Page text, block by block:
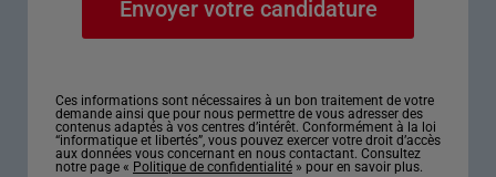
Ces informations sont nécessaires à un bon traitement de votre
demande ainsi que pour nous permettre de vous adresser des
contenus adaptés à vos centres d’intérêt. Conformément à la loi
“informatique et libertés”, vous pouvez exercer votre droit d’accès
aux données vous concernant en nous contactant. Consultez
notre page « Politique de confidentialité » pour en savoir plus.